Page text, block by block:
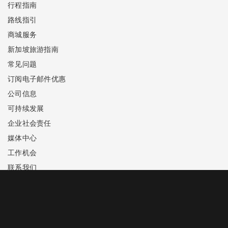
行程指南
路线指引
商城服务
新加坡旅游指南
常见问题
订阅电子邮件优惠
公司信息
可持续发展
企业社会责任
媒体中心
工作机会
联系我们